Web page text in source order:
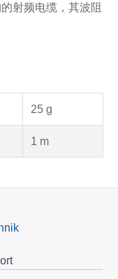
射频电缆，其波阻
25 g
1 m